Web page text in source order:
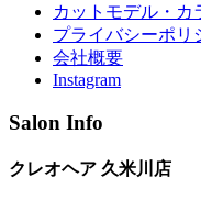
カットモデル・カ
プライバシーポリ
会社概要
Instagram
Salon Info
クレオヘア 久米川店